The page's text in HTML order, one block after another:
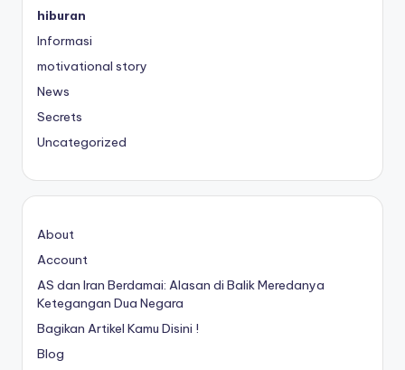
hiburan
Informasi
motivational story
News
Secrets
Uncategorized
About
Account
AS dan Iran Berdamai: Alasan di Balik Meredanya
Ketegangan Dua Negara
Bagikan Artikel Kamu Disini !
Blog